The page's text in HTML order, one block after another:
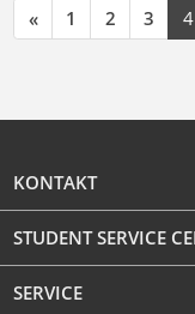
« 1 2 3 4
KONTAKT
STUDENT SERVICE
SERVICE